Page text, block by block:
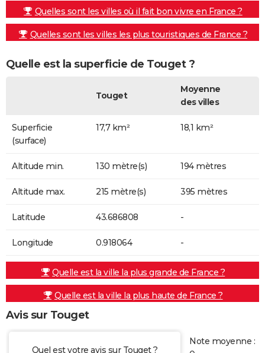
Quelles sont les villes où il fait bon vivre en France ?
Quelles sont les villes les plus touristiques de France ?
Quelle est la superficie de Touget ?
Touget
Moyenne
des villes
Superficie
(surface)
17,7 km² 18,1 km²
Altitude min. 130 mètre(s) 194 mètres
Altitude max. 215 mètre(s) 395 mètres
Latitude 43.686808 -
Longitude 0.918064 -
Quelle est la ville la plus grande de France ?
Quelle est la ville la plus haute de France ?
Avis sur Touget
Quel est votre avis sur Touget ?
Note moyenne :